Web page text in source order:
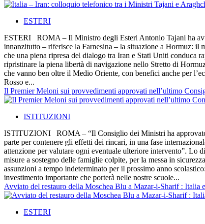
ESTERI
ESTERI ROMA – Il Ministro degli Esteri Antonio Tajani ha
innanzitutto – riferisce la Farnesina – la situazione a Hormuz: il
che una piena ripresa del dialogo tra Iran e Stati Uniti conduca
ripristinare la piena libertà di navigazione nello Stretto di
che vanno ben oltre il Medio Oriente, con benefici anche per
Rosso e...
Il Premier Meloni sui provvedimenti approvati nell’ultimo
ISTITUZIONI
ISTITUZIONI ROMA – “Il Consiglio dei Ministri ha approvato
parte per contenere gli effetti dei rincari, in una fase
attenzione per valutare ogni eventuale ulteriore intervento”.
misure a sostegno delle famiglie colpite, per la messa in
assunzioni a tempo indeterminato per il prossimo anno
investimento importante che porterà nelle nostre scuole...
Avviato del restauro della Moschea Blu a Mazar-i-Sharif :
ESTERI